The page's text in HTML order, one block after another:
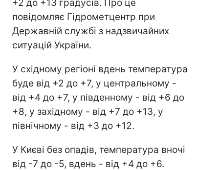
+2 до +13 градусів. Про це
повідомляє Гідрометцентр при
Державній службі з надзвичайних
ситуацій України.
У східному регіоні вдень температура
буде від +2 до +7, у центральному -
від +4 до +7, у південному - від +6 до
+8, у західному - від +7 до +13, у
північному - від +3 до +12.
У Києві без опадів, температура вночі
від -7 до -5, вдень - від +4 до +6.